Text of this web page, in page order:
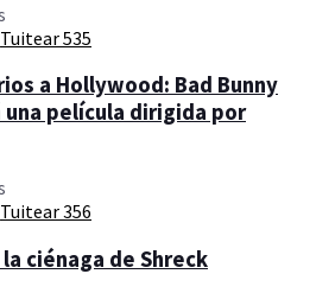
Tuitear535
a Hollywood: Bad Bunny
película dirigida por
Tuitear356
ciénaga de Shreck